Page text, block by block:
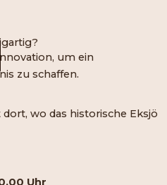
um ein
zu schaffen.
wo das historische Eksjö
Uhr